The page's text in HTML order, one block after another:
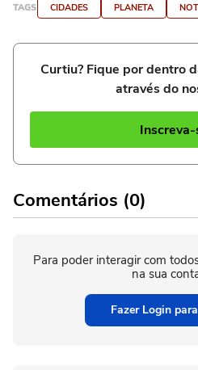
TAGS CIDADES PLANETA
Curtiu? Fique por dentro
através do
Inscreva-
Comentários (0)
Para poder interagir com
na sua
Fazer Login